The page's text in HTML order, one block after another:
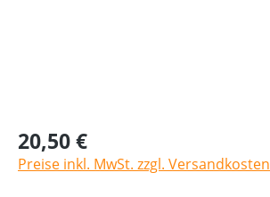
20,50 €
Preise inkl. MwSt. zzgl. Versandkosten